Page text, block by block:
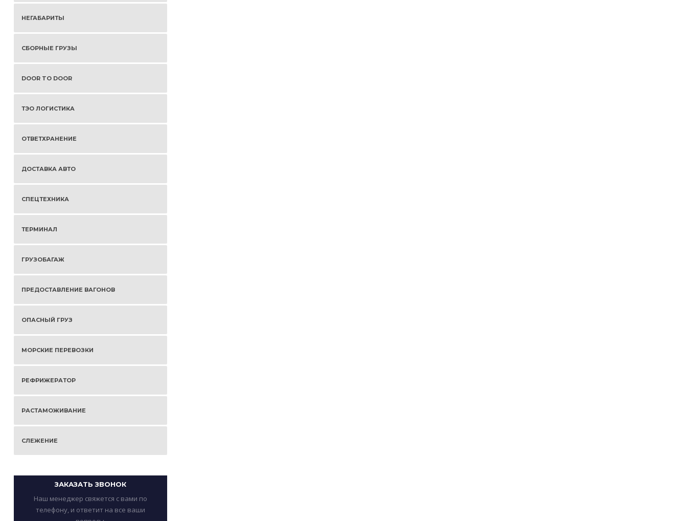
НЕГАБАРИТЫ
СБОРНЫЕ ГРУЗЫ
DOOR TO DOOR
ТЭО ЛОГИСТИКА
ОТВЕТХРАНЕНИЕ
ДОСТАВКА АВТО
СПЕЦТЕХНИКА
ТЕРМИНАЛ
ГРУЗОБАГАЖ
ПРЕДОСТАВЛЕНИЕ ВАГОНОВ
ОПАСНЫЙ ГРУЗ
МОРСКИЕ ПЕРЕВОЗКИ
РЕФРИЖЕРАТОР
РАСТАМОЖИВАНИЕ
СЛЕЖЕНИЕ
ЗАКАЗАТЬ ЗВОНОК
Наш менеджер свяжется с вами по
телефону, и ответит на все ваши